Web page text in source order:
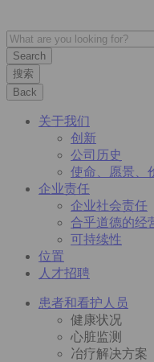
搜索
Back
关于我们
创新
公司历史
使命、愿景、
企业责任
企业社会责任
合乎道德的经
可持续性
位置
人才招聘
患者和看护人员
健康状况
心脏监测
冶疗解决方案